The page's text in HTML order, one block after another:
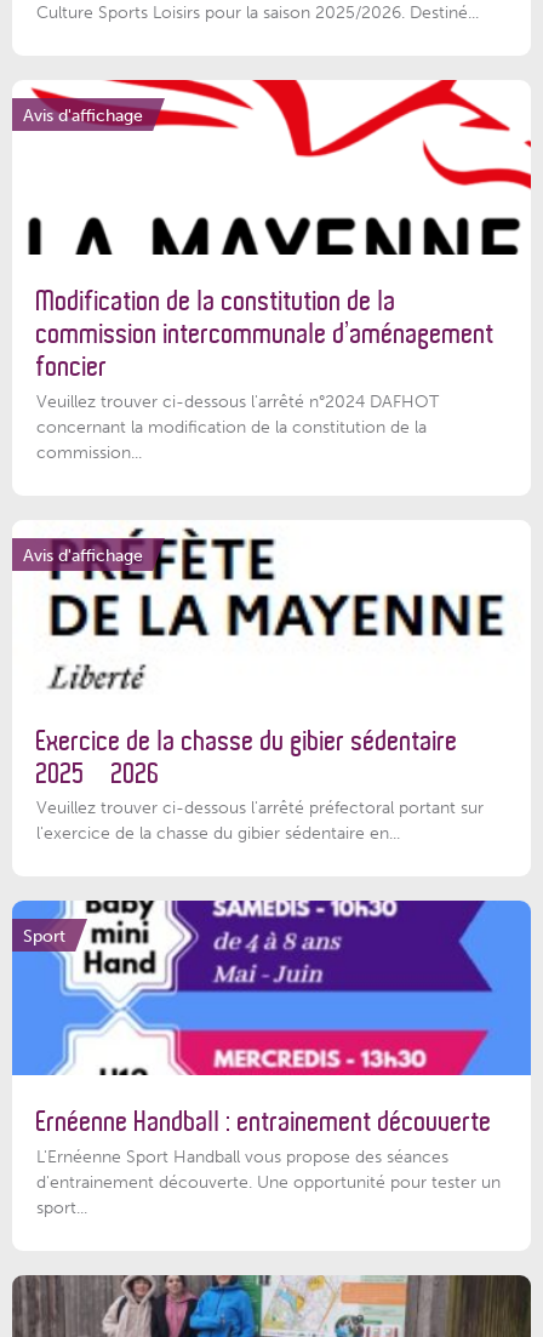
Culture Sports Loisirs pour la saison 2025/2026. Destiné...
Avis d'affichage
Modification de la constitution de la
commission intercommunale d’aménagement
foncier
Veuillez trouver ci-dessous l'arrêté n°2024 DAFHOT
concernant la modification de la constitution de la
commission...
Avis d'affichage
Exercice de la chasse du gibier sédentaire
2025 – 2026
Veuillez trouver ci-dessous l'arrêté préfectoral portant sur
l'exercice de la chasse du gibier sédentaire en...
Sport
Ernéenne Handball : entrainement découverte
L'Ernéenne Sport Handball vous propose des séances
d'entrainement découverte. Une opportunité pour tester un
sport...